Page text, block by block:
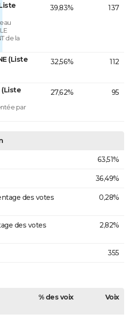
de la
39,83% 137
(Liste
32,56% 112
(Liste
par
27,62% 95
63,51%
36,49%
des votes
0,28%
des votes
2,82%
355
% des voix Voix